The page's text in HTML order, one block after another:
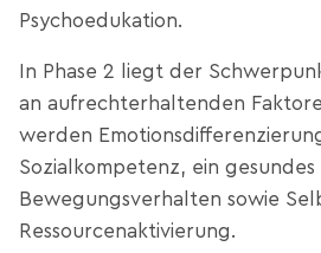
Psychoedukation.
In Phase 2 liegt der
an aufrechterhaltenden
werden
Sozialkompetenz, ein gesundes
Bewegungsverhalten sowie
Ressourcenaktivierung.